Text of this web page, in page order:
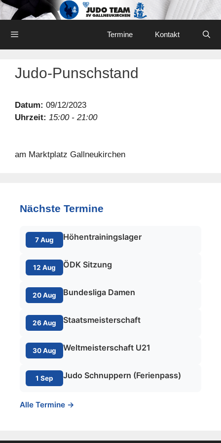
Skip
to
content
Termine Kontakt
Judo-Punschstand
Datum: 09/12/2023
Uhrzeit: 15:00 - 21:00
am Marktplatz Gallneukirchen
Nächste Termine
7 Aug Höhentrainingslager
12 Aug ÖDK Sitzung
20 Aug Bundesliga Damen
26 Aug Staatsmeisterschaft
30 Aug Weltmeisterschaft U21
1 Sep Judo Schnuppern (Ferienpass)
Alle Termine →